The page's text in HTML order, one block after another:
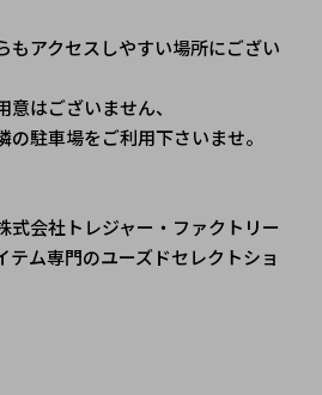
もアクセスしやすい場所にござい
はございません、
駐車場をご利用下さいませ。
会社トレジャー・ファクトリー
テム専門のユーズドセレクトショ